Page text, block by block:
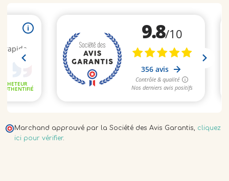
Marchand approuvé par la Société des Avis Garantis, cliquez
ici pour vérifier.